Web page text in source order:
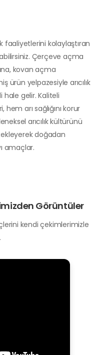
faaliyetlerini kolaylaştıran
Çerçeve açma
kovan açma
ürün yelpazesiyle arıcılık
gelir. Kaliteli
arı sağlığını korur
arıcılık kültürünü
doğadan
amaçlar.
Görüntüler
kendi çekimlerimizle